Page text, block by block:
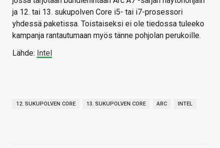
ja 12. tai 13. sukupolven Core i5- tai i7-prosessori
yhdessä paketissa. Toistaiseksi ei ole tiedossa tuleeko
kampanja rantautumaan myös tänne pohjolan perukoille.
Lähde: Intel
12. SUKUPOLVEN CORE 13. SUKUPOLVEN CORE ARC INTEL